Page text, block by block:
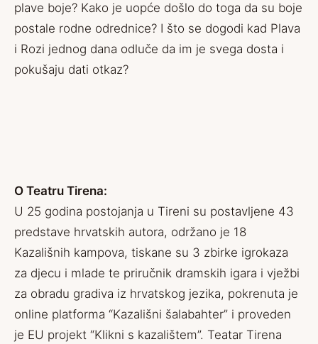
plave boje? Kako je uopće došlo do toga da su boje
postale rodne odrednice? I što se dogodi kad Plava
i Rozi jednog dana odluče da im je svega dosta i
pokušaju dati otkaz?
O Teatru Tirena:
U 25 godina postojanja u Tireni su postavljene 43
predstave hrvatskih autora, održano je 18
Kazališnih kampova, tiskane su 3 zbirke igrokaza
za djecu i mlade te priručnik dramskih igara i vježbi
za obradu gradiva iz hrvatskog jezika, pokrenuta je
online platforma “Kazališni šalabahter” i proveden
je EU projekt “Klikni s kazalištem”. Teatar Tirena